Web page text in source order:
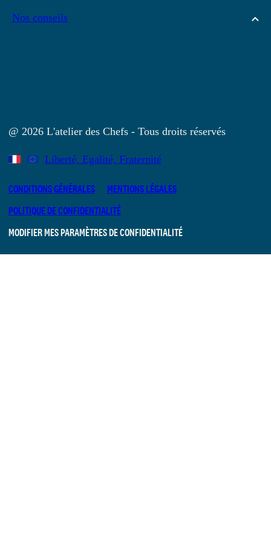
Nos conseils
@ 2026 L'atelier des Chefs - Tous droits réservés
Liberté, Egalité, Fraternité
CONDITIONS GÉNÉRALES
MENTIONS LÉGALES
POLITIQUE DE CONFIDENTIALITÉ
MODIFIER MES PARAMÈTRES DE CONFIDENTIALITÉ